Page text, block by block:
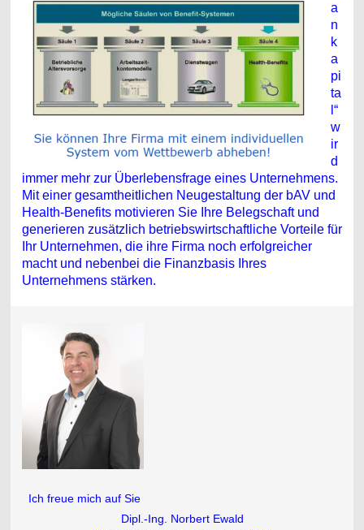
a
n
k
a
pi
ta
l“
w
ir
d
immer mehr zur Überlebensfrage eines Unternehmens.
Mit einer gesamtheitlichen Neugestaltung der bAV und
Health-Benefits motivieren Sie Ihre Belegschaft und
generieren zusätzlich betriebswirtschaftliche Vorteile für
Ihr Unternehmen, die ihre Firma noch erfolgreicher
macht und nebenbei die Finanzbasis Ihres
Unternehmens stärken.
Ich freue mich auf Sie
Dipl.-Ing. Norbert Ewald